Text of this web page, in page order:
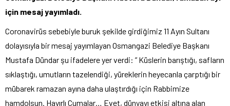
için mesaj yayımladı.
Coronavirüs sebebiyle buruk şekilde girdiğimiz 11 Ayın Sultanı
dolayısıyla bir mesaj yayımlayan Osmangazi Belediye Başkanı
Mustafa Dündar şu ifadelere yer verdi: ” Küslerin barıştığı, safların
sıklaştığı, umutların tazelendiği, yüreklerin heyecanla çarptığı bir
mübarek ramazan ayına daha ulaştırdığı için Rabbimize
hamdolsun. Hayırlı Cumalar… Evet, dünyayı etkisi altına alan